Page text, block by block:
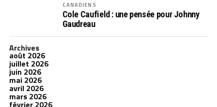
CANADIENS
Cole Caufield : une pensée pour Johnny
Gaudreau
Archives
août 2026
juillet 2026
juin 2026
mai 2026
avril 2026
mars 2026
février 2026